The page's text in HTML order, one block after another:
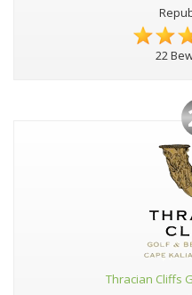
22
Thracian Cliffs